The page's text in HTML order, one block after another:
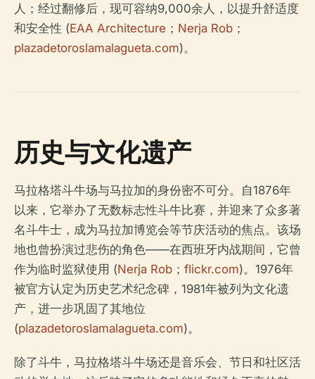
人；经过翻修后，现可容纳9,000余人，以提升舒适度
和安全性 (EAA Architecture ； Nerja Rob ；
plazadetoroslamalagueta.com)。
历史与文化遗产
马拉格塔斗牛场与马拉加的身份密不可分。自1876年
以来，它举办了无数标志性斗牛比赛，并迎来了众多著
名斗牛士，成为马拉加博览会等节庆活动的焦点。该场
地也曾扮演过悲伤的角色——在西班牙内战期间，它曾
作为临时监狱使用 (Nerja Rob ； flickr.com)。1976年
被官方认定为历史艺术纪念碑，1981年被列为文化遗
产，进一步巩固了其地位
(plazadetoroslamalagueta.com)。
除了斗牛，马拉格塔斗牛场还是音乐会、节日和社区活